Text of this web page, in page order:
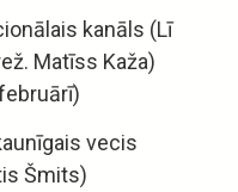
kanāls (Lī
Matīss Kaža)
vecis
Šmits)